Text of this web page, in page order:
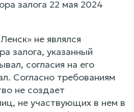
залога 22 мая 2024
не являлся
залога, указанный
согласия на его
Согласно требованиям
не создает
не участвующих в нем в